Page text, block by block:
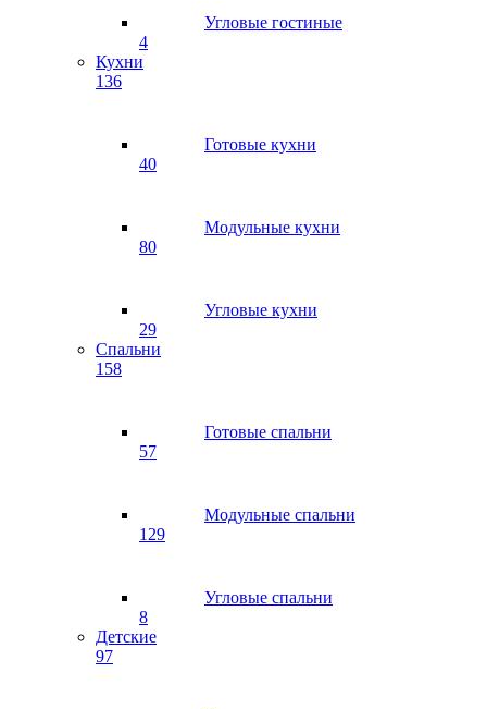
Угловые гостиные
4
Кухни
136
Готовые кухни
40
Модульные кухни
80
Угловые кухни
29
Спальни
158
Готовые спальни
57
Модульные спальни
129
Угловые спальни
8
Детские
97